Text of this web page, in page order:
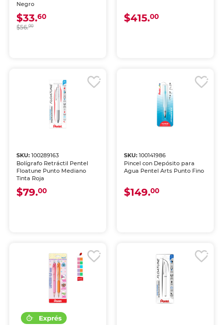
Negro
$33.60
$56.00
$415.00
SKU:100289163
Bolígrafo Retráctil Pentel
Floatune Punto Mediano
Tinta Roja
$79.00
SKU: 100141986
Pincel con Depósito para
Agua Pentel Arts Punto Fino
$149.00